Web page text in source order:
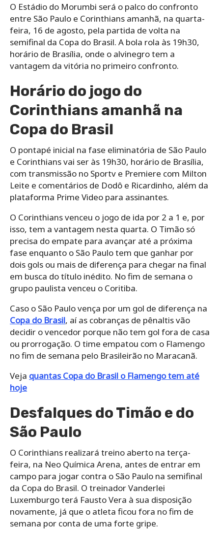
O Estádio do Morumbi será o palco do confronto
entre São Paulo e Corinthians amanhã, na quarta-
feira, 16 de agosto, pela partida de volta na
semifinal da Copa do Brasil. A bola rola às 19h30,
horário de Brasília, onde o alvinegro tem a
vantagem da vitória no primeiro confronto.
Horário do jogo do
Corinthians amanhã na
Copa do Brasil
O pontapé inicial na fase eliminatória de São Paulo
e Corinthians vai ser às 19h30, horário de Brasília,
com transmissão no Sportv e Premiere com Milton
Leite e comentários de Dodô e Ricardinho, além da
plataforma Prime Video para assinantes.
O Corinthians venceu o jogo de ida por 2 a 1 e, por
isso, tem a vantagem nesta quarta. O Timão só
precisa do empate para avançar até a próxima
fase enquanto o São Paulo tem que ganhar por
dois gols ou mais de diferença para chegar na final
em busca do título inédito. No fim de semana o
grupo paulista venceu o Coritiba.
Caso o São Paulo vença por um gol de diferença na
Copa do Brasil, aí as cobranças de pênaltis vão
decidir o vencedor porque não tem gol fora de casa
ou prorrogação. O time empatou com o Flamengo
no fim de semana pelo Brasileirão no Maracanã.
Veja quantas Copa do Brasil o Flamengo tem até
hoje
Desfalques do Timão e do
São Paulo
O Corinthians realizará treino aberto na terça-
feira, na Neo Química Arena, antes de entrar em
campo para jogar contra o São Paulo na semifinal
da Copa do Brasil. O treinador Vanderlei
Luxemburgo terá Fausto Vera à sua disposição
novamente, já que o atleta ficou fora no fim de
semana por conta de uma forte gripe.